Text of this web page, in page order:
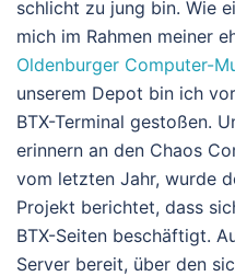
schlicht zu jung bin. Wie
mich im Rahmen meiner
Oldenburger Computer-
unserem Depot bin ich
BTX-Terminal gestoßen.
erinnern an den Chaos
vom letzten Jahr, wurde
Projekt berichtet, dass
BTX-Seiten beschäftigt.
Server bereit, über den